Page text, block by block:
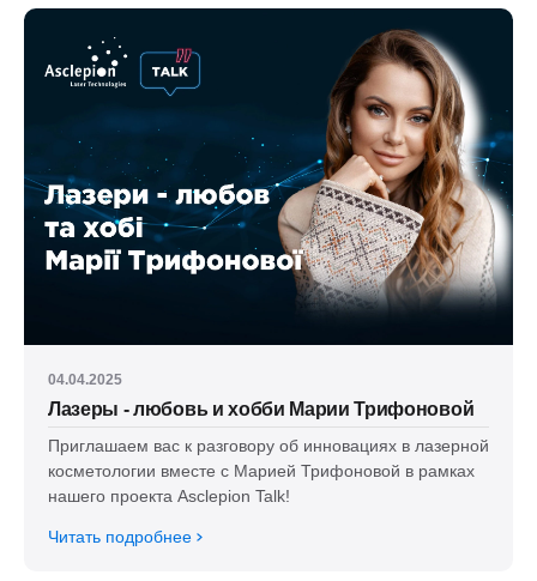
04.04.2025
Лазеры - любовь и хобби Марии Трифоновой
Приглашаем вас к разговору об инновациях в лазерной
косметологии вместе с Марией Трифоновой в рамках
нашего проекта Asclepion Talk!
Читать подробнее